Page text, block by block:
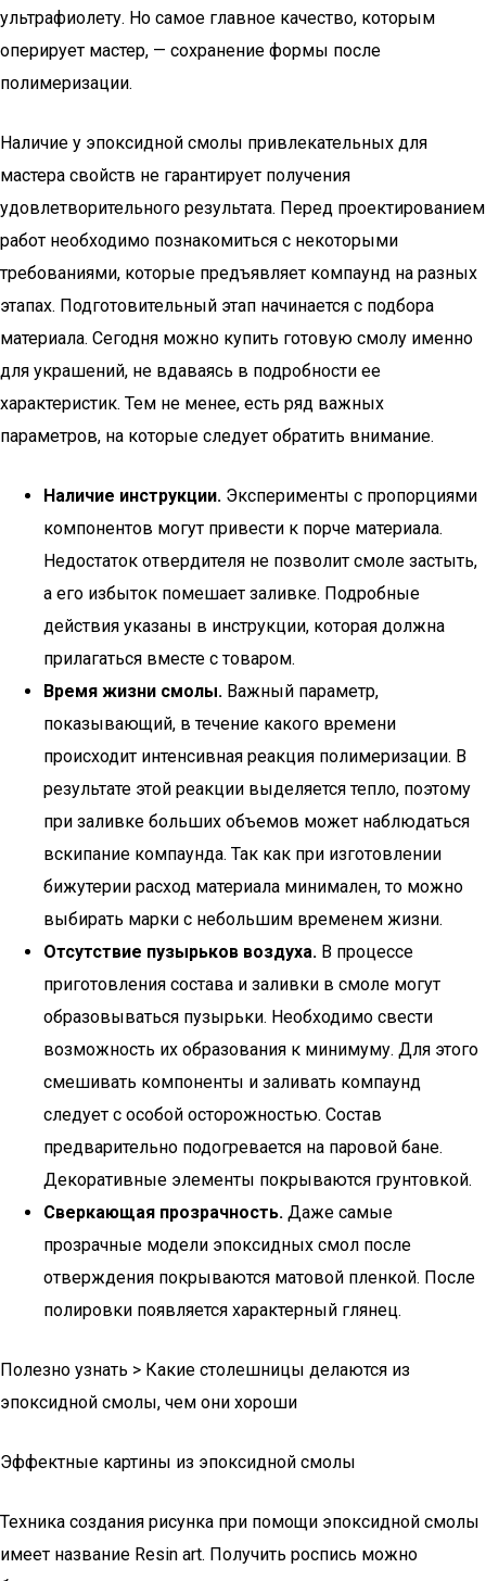
ультрафиолету. Но самое главное качество, которым
оперирует мастер, — сохранение формы после
полимеризации.
Наличие у эпоксидной смолы привлекательных для
мастера свойств не гарантирует получения
удовлетворительного результата. Перед проектированием
работ необходимо познакомиться с некоторыми
требованиями, которые предъявляет компаунд на разных
этапах. Подготовительный этап начинается с подбора
материала. Сегодня можно купить готовую смолу именно
для украшений, не вдаваясь в подробности ее
характеристик. Тем не менее, есть ряд важных
параметров, на которые следует обратить внимание.
Наличие инструкции. Эксперименты с пропорциями
компонентов могут привести к порче материала.
Недостаток отвердителя не позволит смоле застыть,
а его избыток помешает заливке. Подробные
действия указаны в инструкции, которая должна
прилагаться вместе с товаром.
Время жизни смолы. Важный параметр,
показывающий, в течение какого времени
происходит интенсивная реакция полимеризации. В
результате этой реакции выделяется тепло, поэтому
при заливке больших объемов может наблюдаться
вскипание компаунда. Так как при изготовлении
бижутерии расход материала минимален, то можно
выбирать марки с небольшим временем жизни.
Отсутствие пузырьков воздуха. В процессе
приготовления состава и заливки в смоле могут
образовываться пузырьки. Необходимо свести
возможность их образования к минимуму. Для этого
смешивать компоненты и заливать компаунд
следует с особой осторожностью. Состав
предварительно подогревается на паровой бане.
Декоративные элементы покрываются грунтовкой.
Сверкающая прозрачность. Даже самые
прозрачные модели эпоксидных смол после
отверждения покрываются матовой пленкой. После
полировки появляется характерный глянец.
Полезно узнать > Какие столешницы делаются из
эпоксидной смолы, чем они хороши
Эффектные картины из эпоксидной смолы
Техника создания рисунка при помощи эпоксидной смолы
имеет название Resin art. Получить роспись можно